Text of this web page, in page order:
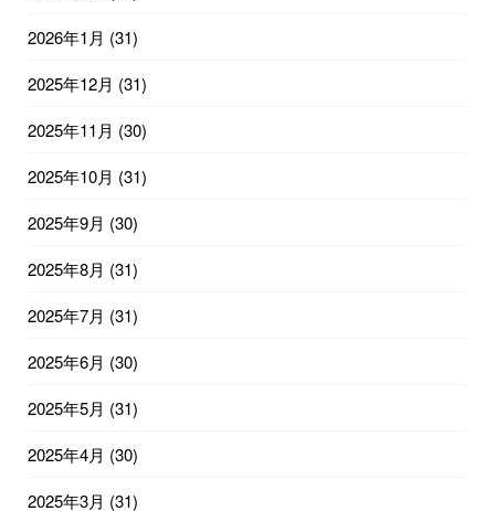
2026年1月 (31)
2025年12月 (31)
2025年11月 (30)
2025年10月 (31)
2025年9月 (30)
2025年8月 (31)
2025年7月 (31)
2025年6月 (30)
2025年5月 (31)
2025年4月 (30)
2025年3月 (31)